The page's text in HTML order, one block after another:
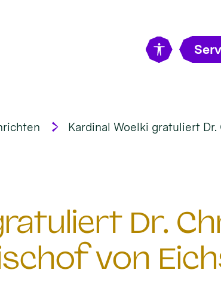
Kardinal Woelki gratuliert
Dr.
von